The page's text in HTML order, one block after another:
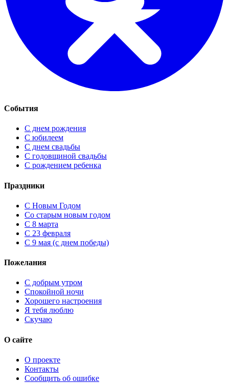
События
С днем рождения
С юбилеем
С днем свадьбы
С годовщиной свадьбы
С рождением ребенка
Праздники
C Новым Годом
Cо старым новым годом
С 8 марта
С 23 февраля
С 9 мая (с днем победы)
Пожелания
С добрым утром
Спокойной ночи
Хорошего настроения
Я тебя люблю
Скучаю
О сайте
О проекте
Контакты
Сообщить об ошибке